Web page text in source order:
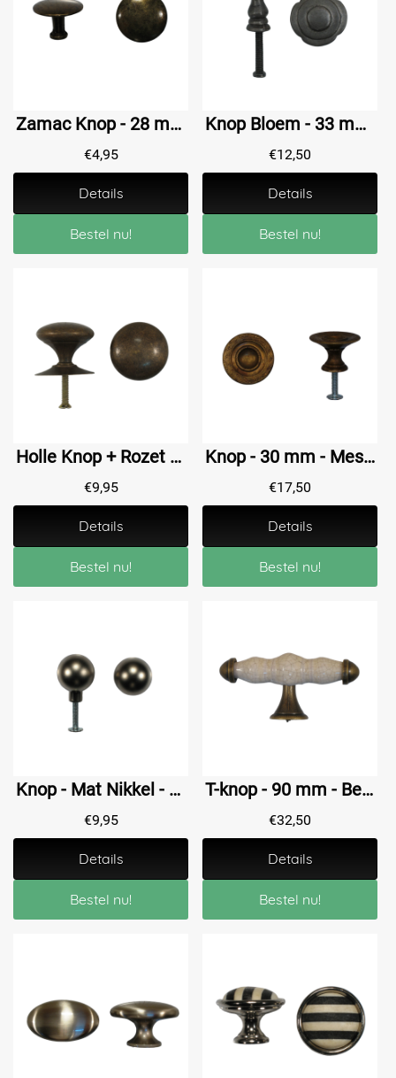
Zamac Knop - 28 mm - Messing Antiek
€4,95
Details
Bestel nu!
Knop Bloem - 33 mm - IJzer Geroest Gegoten
€12,50
Details
Bestel nu!
Holle Knop + Rozet - 31 mm - Ant. Messing
€9,95
Details
Bestel nu!
Knop - 30 mm - Messing Antiek
€17,50
Details
Bestel nu!
Knop - Mat Nikkel - 24 mm
€9,95
Details
Bestel nu!
T-knop - 90 mm - Beige Cracquelé + Zamac
€32,50
Details
Bestel nu!